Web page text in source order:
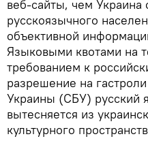
веб-сайты, чем Украина
русскоязычного
объективной
Языковыми квотами на
требованием к
разрешение на
Украины (СБУ) русский
вытесняется из
культурного